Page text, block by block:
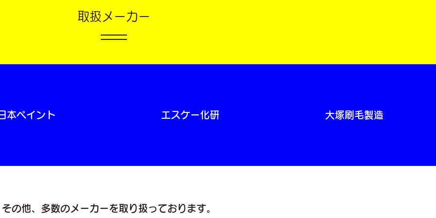
取扱メーカー
本ペイント エスケー化研 大塚刷毛製造
その他、​多数のメーカーを取り扱っております。